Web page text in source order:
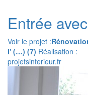
Entrée
Voir le projet :
l' (…) (7) Réalisation :
projetsinterieur.fr